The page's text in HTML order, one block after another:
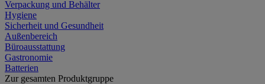
Verpackung und Behälter
Hygiene
Sicherheit und Gesundheit
Außenbereich
Büroausstattung
Gastronomie
Batterien
Zur gesamten Produktgruppe